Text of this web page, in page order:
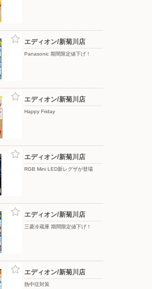
大事なカードボックス
をホコリや落下物…
エディオン/新菊川店
Panasonic 期間限定値下げ！
エディオン/新菊川店
Happy Friday
エディオン/新菊川店
RGB Mini LED新レグザが登場
エディオン/新菊川店
三菱冷蔵庫 期間限定値下げ！
エディオン/新菊川店
熱中症対策